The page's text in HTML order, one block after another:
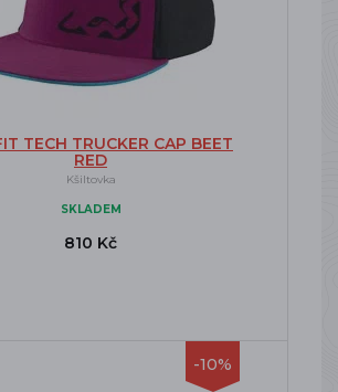
TECH TRUCKER CAP BEET
RED
Kšiltovka
SKLADEM
810 Kč
-10%